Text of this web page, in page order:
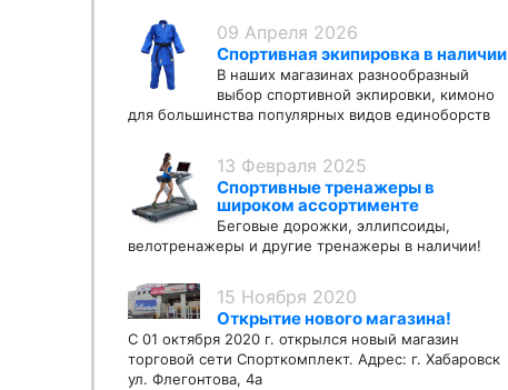
09 Апреля 2026
Спортивная экипировка в наличии
В наших магазинах разнообразный
выбор спортивной экпировки, кимоно
для большинства популярных видов единоборств
13 Февраля 2025
Спортивные тренажеры в
широком ассортименте
Беговые дорожки, эллипсоиды,
велотренажеры и другие тренажеры в наличии!
15 Ноября 2020
Открытие нового магазина!
С 01 октября 2020 г. открылся новый магазин
торговой сети Спорткомплект. Адрес: г. Хабаровск
ул. Флегонтова, 4а